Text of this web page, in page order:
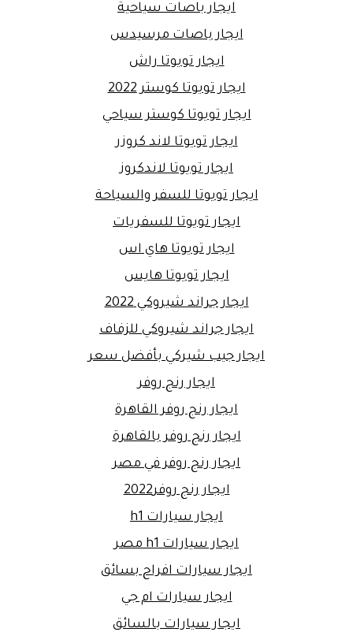
ايجار باصات سياحية
ايجار باصات مرسيدس
ايجار تويوتا راش
ايجار تويوتا كوستر 2022
ايجار تويوتا كوستر سياحي
ايجار تويوتا لاند كروزر
ايجار تويوتا لاندكروز
ايجار تويوتا للسفر والسياحة
ايجار تويوتا للسفريات
ايجار تويوتا هاي اس
ايجار تويوتا هايس
ايجار جراند شيروكي 2022
ايجار جراند شيروكي للزفاف
ايجار جيب شيركي بأفضل سعر
ايجار رنج روفر
ايجار رنج روفر القاهرة
ايجار رنج روفر بالقاهرة
ايجار رنج روفر في مصر
ايجار رنج روفر2022
ايجار سيارات h1
ايجار سيارات h1 مصر
ايجار سيارات افراح بسائق
ايجار سيارات ام جي
ايجار سيارات بالسائق